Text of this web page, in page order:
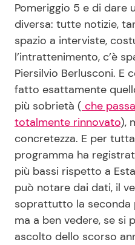
Mondo Mamma
News benessere
Salute
Viaggi e Turismo
Festività
Seguici
Pomeriggio 5 e di dare
diversa: tutte notizie,
spazio a interviste,
l’intrattenimento, c’è
Piersilvio Berlusconi. E
fatto esattamente
più sobrietà ( che
totalmente rinnovato),
concretezza. E per
programma ha
più bassi rispetto a
può notare dai dati, il
soprattutto la seconda
ma a ben vedere, se si
ascolto dello scorso